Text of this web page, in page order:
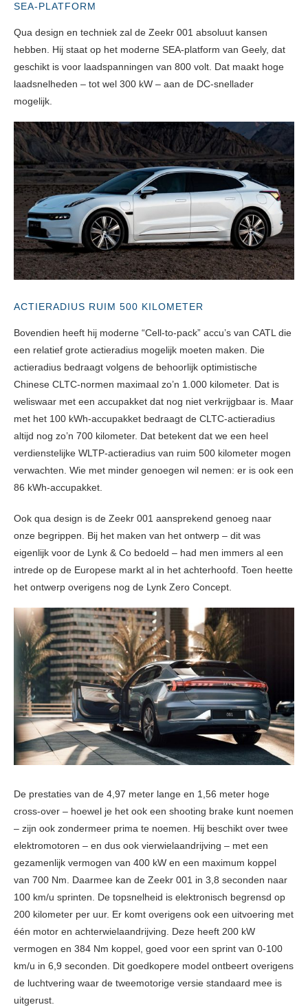
SEA-PLATFORM
Qua design en techniek zal de Zeekr 001 absoluut kansen
hebben. Hij staat op het moderne SEA-platform van Geely, dat
geschikt is voor laadspanningen van 800 volt. Dat maakt hoge
laadsnelheden – tot wel 300 kW – aan de DC-snellader
mogelijk.
ACTIERADIUS RUIM 500 KILOMETER
Bovendien heeft hij moderne “Cell-to-pack” accu’s van CATL die
een relatief grote actieradius mogelijk moeten maken. Die
actieradius bedraagt volgens de behoorlijk optimistische
Chinese CLTC-normen maximaal zo’n 1.000 kilometer. Dat is
weliswaar met een accupakket dat nog niet verkrijgbaar is. Maar
met het 100 kWh-accupakket bedraagt de CLTC-actieradius
altijd nog zo’n 700 kilometer. Dat betekent dat we een heel
verdienstelijke WLTP-actieradius van ruim 500 kilometer mogen
verwachten. Wie met minder genoegen wil nemen: er is ook een
86 kWh-accupakket.
Ook qua design is de Zeekr 001 aansprekend genoeg naar
onze begrippen. Bij het maken van het ontwerp – dit was
eigenlijk voor de Lynk & Co bedoeld – had men immers al een
intrede op de Europese markt al in het achterhoofd. Toen heette
het ontwerp overigens nog de Lynk Zero Concept.
De prestaties van de 4,97 meter lange en 1,56 meter hoge
cross-over – hoewel je het ook een shooting brake kunt noemen
– zijn ook zondermeer prima te noemen. Hij beschikt over twee
elektromotoren – en dus ook vierwielaandrijving – met een
gezamenlijk vermogen van 400 kW en een maximum koppel
van 700 Nm. Daarmee kan de Zeekr 001 in 3,8 seconden naar
100 km/u sprinten. De topsnelheid is elektronisch begrensd op
200 kilometer per uur. Er komt overigens ook een uitvoering met
één motor en achterwielaandrijving. Deze heeft 200 kW
vermogen en 384 Nm koppel, goed voor een sprint van 0-100
km/u in 6,9 seconden. Dit goedkopere model ontbeert overigens
de luchtvering waar de tweemotorige versie standaard mee is
uitgerust.